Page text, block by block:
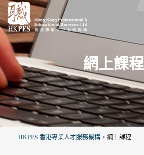
網上課程
HKPES 香港專業人才服務機構 > 網上課程